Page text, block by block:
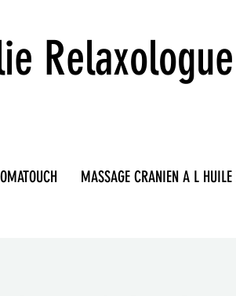
Relaxologue
MASSAGE CRANIEN A L HUILE